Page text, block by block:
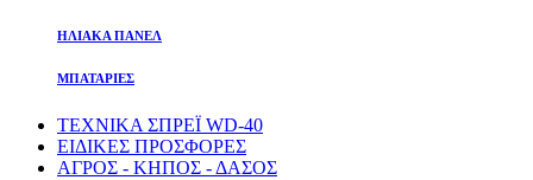
ΗΛΙΑΚΑ ΠΑΝΕΛ
ΜΠΑΤΑΡΙΕΣ
ΤΕΧΝΙΚΑ ΣΠΡΕΪ WD-40
ΕΙΔΙΚΕΣ ΠΡΟΣΦΟΡΕΣ
ΑΓΡΟΣ - ΚΗΠΟΣ - ΔΑΣΟΣ